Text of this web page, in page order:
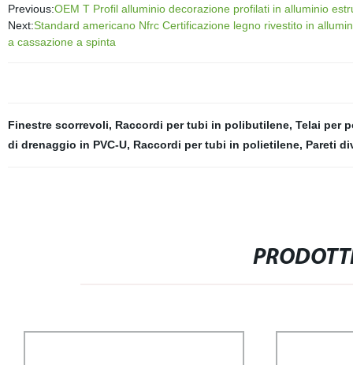
Previous:OEM T Profil alluminio decorazione profilati in alluminio
Next:Standard americano Nfrc Certificazione legno rivestito in
a cassazione a spinta
Finestre scorrevoli, Raccordi per tubi in polibutilene, Telai per
di drenaggio in PVC-U, Raccordi per tubi in polietilene, Pareti